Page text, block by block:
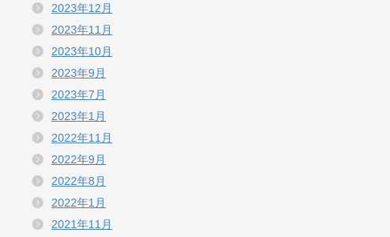
2023年12月
2023年11月
2023年10月
2023年9月
2023年7月
2023年1月
2022年11月
2022年9月
2022年8月
2022年1月
2021年11月